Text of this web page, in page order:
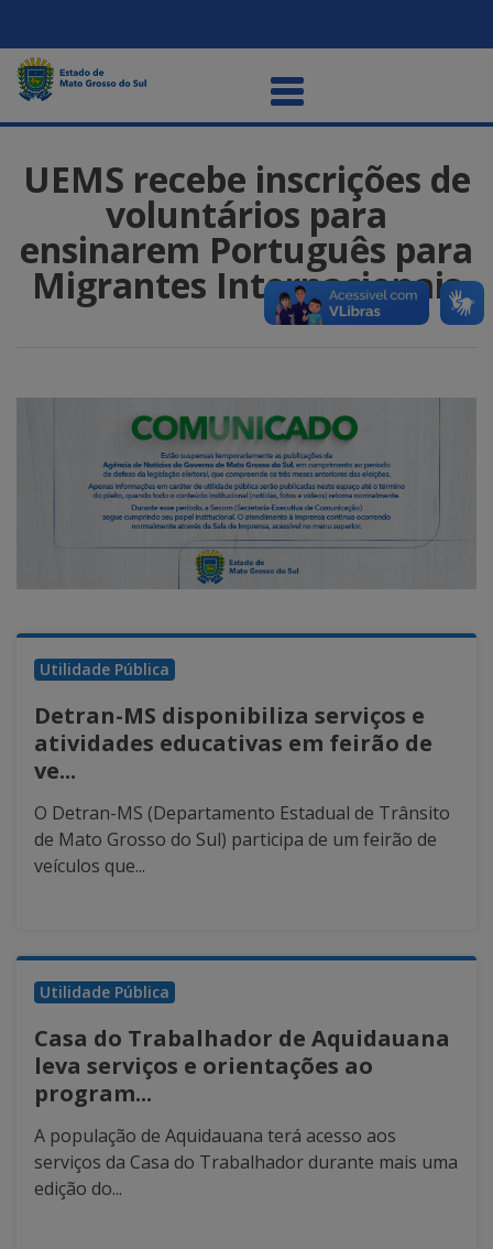
UEMS recebe inscrições de
voluntários para
ensinarem Português para
Migrantes Internacionais
Utilidade Pública
Detran-MS disponibiliza serviços e
atividades educativas em feirão de
ve...
O Detran-MS (Departamento Estadual de Trânsito
de Mato Grosso do Sul) participa de um feirão de
veículos que...
Utilidade Pública
Casa do Trabalhador de Aquidauana
leva serviços e orientações ao
program...
A população de Aquidauana terá acesso aos
serviços da Casa do Trabalhador durante mais uma
edição do...